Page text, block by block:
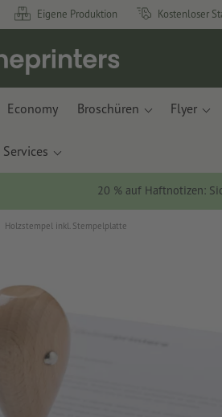
Eigene Produktion Kostenloser
Economy Broschüren Flyer
Services
20 % auf Haftnotizen:
Holzstempel inkl. Stempelplatte